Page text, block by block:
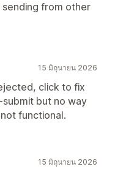
from other
15 มิถุนายน 2026
click to fix
but no way
functional.
15 มิถุนายน 2026